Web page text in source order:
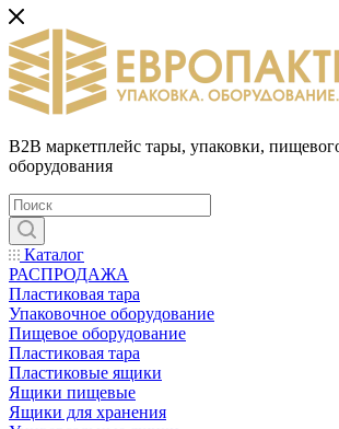
B2B маркетплейс тары, упаковки,
оборудования
Каталог
РАСПРОДАЖА
Пластиковая тара
Упаковочное оборудование
Пищевое оборудование
Пластиковая тара
Пластиковые ящики
Ящики пищевые
Ящики для хранения